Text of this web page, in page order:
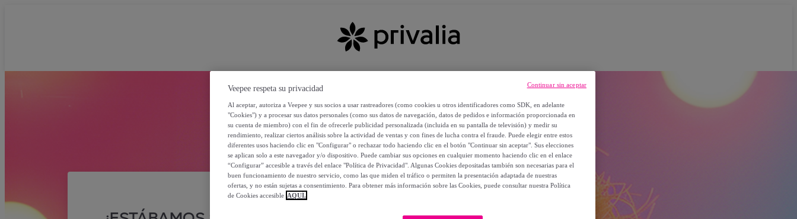
Veepee respeta su privacidad
Al aceptar, autoriza a Veepee y sus socios a usar rastreadores (como cookies u otros identificadores como SDK, en adelante
"Cookies") y a procesar sus datos personales (como sus datos de navegación, datos de pedidos e información proporcionada en
su cuenta de miembro) con el fin de ofrecerle publicidad personalizada (incluida en su pantalla de televisión) y medir su
rendimiento, realizar ciertos análisis sobre la actividad de ventas y con fines de lucha contra el fraude. Puede elegir entre estos
diferentes usos haciendo clic en "Configurar" o rechazar todo haciendo clic en el botón "Continuar sin aceptar". Sus elecciones
se aplican solo a este navegador y/o dispositivo. Puede cambiar sus opciones en cualquier momento haciendo clic en el enlace
“Configurar” accesible a través del enlace "Política de Privacidad". Algunas Cookies depositadas también son necesarias para el
buen funcionamiento de nuestro servicio, como las que miden el tráfico o permiten la presentación adaptada de nuestras
ofertas, y no están sujetas a consentimiento. Para obtener más información sobre las Cookies, puede consultar nuestra Política
de Cookies accesible AQUÍ.
Continuar sin aceptar